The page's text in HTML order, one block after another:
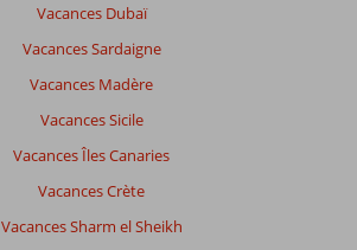
Vacances Dubaï
Vacances Sardaigne
Vacances Madère
Vacances Sicile
Vacances Îles Canaries
Vacances Crète
Vacances Sharm el Sheikh